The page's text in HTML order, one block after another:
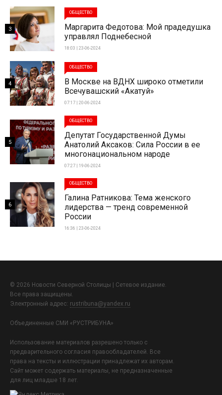
ОБЩЕСТВО
Маргарита Федотова: Мой прадедушка
управлял Поднебесной
18:03 | 23-06-2024
3
ОБЩЕСТВО
В Москве на ВДНХ широко отметили
Всечувашский «Акатуй»
07:17 | 20-06-2024
4
ОБЩЕСТВО
Депутат Государственной Думы
Анатолий Аксаков: Сила России в ее
многонациональном народе
07:27 | 19-06-2024
5
ОБЩЕСТВО
Галина Ратникова: Тема женского
лидерства — тренд современной
России
16:36 | 23-06-2024
6
© 2026 Новости Северной Столицы | Сетевое издание.
Все права защищены.
Электронный адрес: rustribuna@yandex.ru
Объединенные СМИ «РУСТРИБУНА»
Использование материалов разрешено только с
предварительного согласия правообладателей. Все
права на тексты и иллюстрации принадлежат их авторам.
Сайт может содержать материалы, не предназначенные
для лиц младше 18 лет.